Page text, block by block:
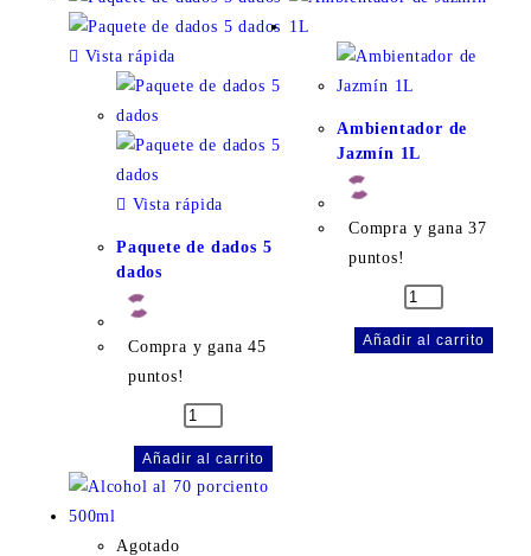
Vista rápida
Vista rápida
Paquete de dados 5
dados
Compra y gana 45
puntos!
Añadir al carrito
Ambientador de
Jazmín 1L
Compra y gana 37
puntos!
Añadir al carrito
Agotado